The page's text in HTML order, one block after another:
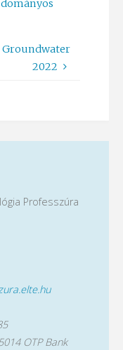
Groundwater
2022
Professzúra
OTP Bank